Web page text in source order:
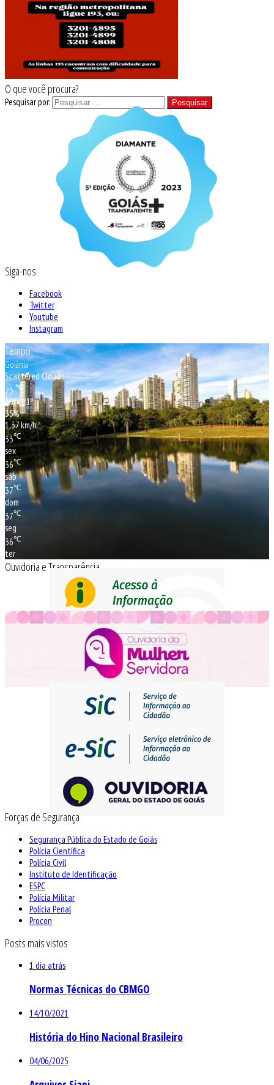
O que você procura?
Pesquisar por:
Siga-nos
Facebook
Twitter
Youtube
Instagram
Tempo
Goiânia
Scattered Clouds
23℃
33º - 21º
35%
1.37 km/h
33℃
sex
36℃
sáb
37℃
dom
37℃
seg
36℃
ter
Ouvidoria e Transparência
Forças de Segurança
Segurança Pública do Estado de Goiás
Polícia Científica
Polícia Civil
Instituto de Identificação
ESPC
Polícia Militar
Polícia Penal
Procon
Posts mais vistos
1 dia atrás
Normas Técnicas do CBMGO
14/10/2021
História do Hino Nacional Brasileiro
04/06/2025